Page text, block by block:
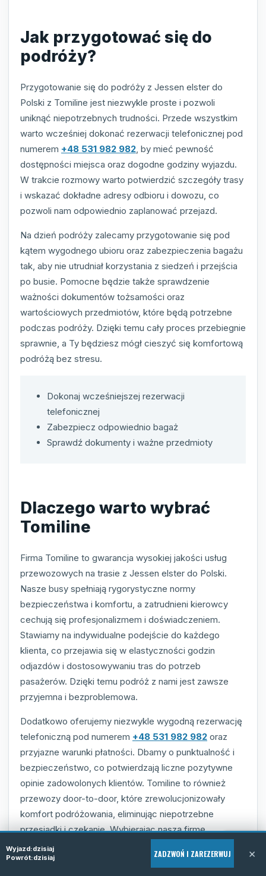
Jak przygotować się do
podróży?
Przygotowanie się do podróży z Jessen elster do
Polski z Tomiline jest niezwykle proste i pozwoli
uniknąć niepotrzebnych trudności. Przede wszystkim
warto wcześniej dokonać rezerwacji telefonicznej pod
numerem +48 531 982 982 , by mieć pewność
dostępności miejsca oraz dogodne godziny wyjazdu.
W trakcie rozmowy warto potwierdzić szczegóły trasy
i wskazać dokładne adresy odbioru i dowozu, co
pozwoli nam odpowiednio zaplanować przejazd.
Na dzień podróży zalecamy przygotowanie się pod
kątem wygodnego ubioru oraz zabezpieczenia bagażu
tak, aby nie utrudniał korzystania z siedzeń i przejścia
po busie. Pomocne będzie także sprawdzenie
ważności dokumentów tożsamości oraz
wartościowych przedmiotów, które będą potrzebne
podczas podróży. Dzięki temu cały proces przebiegnie
sprawnie, a Ty będziesz mógł cieszyć się komfortową
podróżą bez stresu.
Dokonaj wcześniejszej rezerwacji
telefonicznej
Zabezpiecz odpowiednio bagaż
Sprawdź dokumenty i ważne przedmioty
Dlaczego warto wybrać
Tomiline
Firma Tomiline to gwarancja wysokiej jakości usług
przewozowych na trasie z Jessen elster do Polski.
Nasze busy spełniają rygorystyczne normy
bezpieczeństwa i komfortu, a zatrudnieni kierowcy
cechują się profesjonalizmem i doświadczeniem.
Stawiamy na indywidualne podejście do każdego
klienta, co przejawia się w elastyczności godzin
odjazdów i dostosowywaniu tras do potrzeb
pasażerów. Dzięki temu podróż z nami jest zawsze
przyjemna i bezproblemowa.
Dodatkowo oferujemy niezwykle wygodną rezerwację
telefoniczną pod numerem +48 531 982 982 oraz
przyjazne warunki płatności. Dbamy o punktualność i
bezpieczeństwo, co potwierdzają liczne pozytywne
opinie zadowolonych klientów. Tomiline to również
przewozy door-to-door, które zrewolucjonizowały
komfort podróżowania, eliminując niepotrzebne
przesiadki i czekanie. Wybierając naszą firmę
zyskujesz pewność solidnej obsługi i satysfakcję z
podróży.
Wyjazd:dzisiaj
Powrót:dzisiaj ZADZWOŃ I ZAREZERWUJ ×